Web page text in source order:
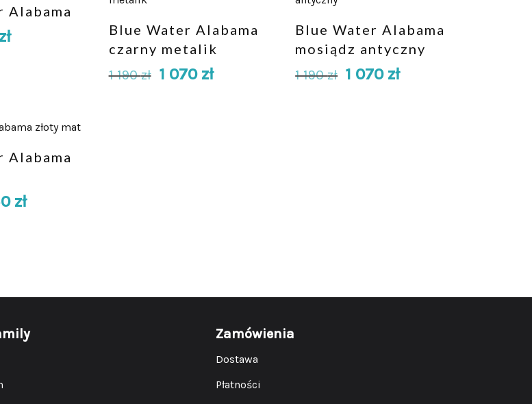
Alabama
zł
Blue Water Alabama
czarny metalik
1 190zł 1 070 zł
Blue Water Alabama
mosiądz antyczny
1 190zł 1 070 zł
Alabama
zł
Zamówienia
Dostawa
Płatności